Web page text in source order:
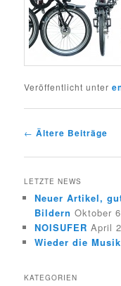
Veröffentlicht unter
Beitragsnavigation
← Ältere Beiträge
LETZTE NEWS
Neuer Artikel,
Bildern Oktober
NOISUFER April
Wieder die Musik
KATEGORIEN